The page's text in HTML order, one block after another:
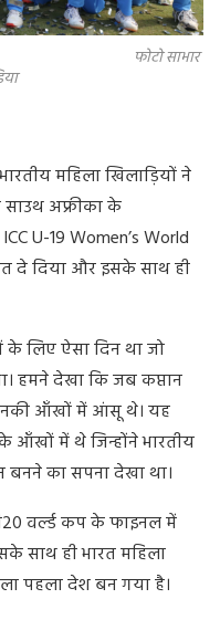
महिला खिलाड़ियों ने
साउथ अफ्रीका के
U-19 Women’s World
दे दिया और इसके साथ ही
के लिए ऐसा दिन था जो
हमने देखा कि जब कप्तान
उनकी आँखों में आंसू थे। यह
आँखों में थे जिन्होंने भारतीय
बनने का सपना देखा था।
वर्ल्ड कप के फाइनल में
साथ ही भारत महिला
पहला देश बन गया है।